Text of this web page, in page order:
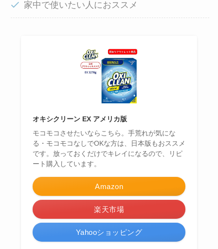
家中で使いたい人におススメ
オキシクリーン EX アメリカ版
モコモコさせたいならこちら。手荒れが気にな
る・モコモコなしでOKな方は、日本版もおススメ
です。放っておくだけでキレイになるので、リピ
ート購入しています。
Amazon
楽天市場
Yahooショッピング